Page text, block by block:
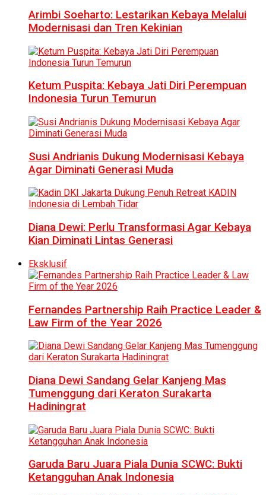
Arimbi Soeharto: Lestarikan Kebaya Melalui
Modernisasi dan Tren Kekinian
Ketum Puspita: Kebaya Jati Diri Perempuan
Indonesia Turun Temurun
Susi Andrianis Dukung Modernisasi Kebaya
Agar Diminati Generasi Muda
Diana Dewi: Perlu Transformasi Agar Kebaya
Kian Diminati Lintas Generasi
Eksklusif
Fernandes Partnership Raih Practice Leader &
Law Firm of the Year 2026
Diana Dewi Sandang Gelar Kanjeng Mas
Tumenggung dari Keraton Surakarta
Hadiningrat
Garuda Baru Juara Piala Dunia SCWC: Bukti
Ketangguhan Anak Indonesia